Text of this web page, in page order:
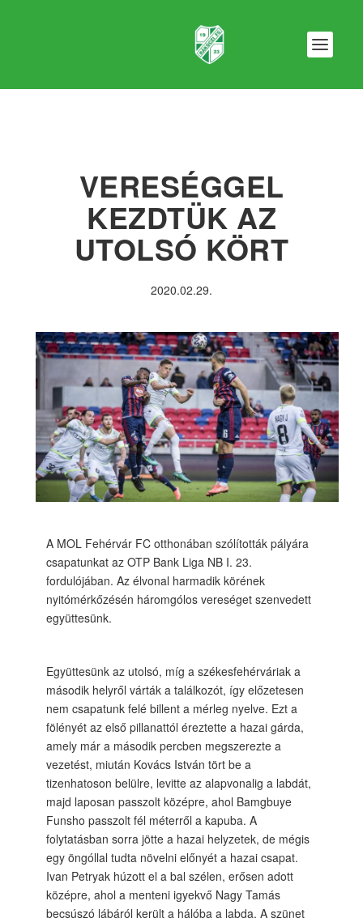
VERESÉGGEL
KEZDTÜK AZ
UTOLSÓ KÖRT
2020.02.29.
A MOL Fehérvár FC otthonában szólították pályára
csapatunkat az OTP Bank Liga NB I. 23.
fordulójában. Az élvonal harmadik körének
nyitómérkőzésén háromgólos vereséget szenvedett
együttesünk.
Együttesünk az utolsó, míg a székesfehérváriak a
második helyről várták a találkozót, így előzetesen
nem csapatunk felé billent a mérleg nyelve. Ezt a
fölényét az első pillanattól éreztette a hazai gárda,
amely már a második percben megszerezte a
vezetést, miután Kovács István tört be a
tizenhatoson belülre, levitte az alapvonalig a labdát,
majd laposan passzolt középre, ahol Bamgbuye
Funsho passzolt fél méterről a kapuba. A
folytatásban sorra jötte a hazai helyzetek, de mégis
egy öngóllal tudta növelni előnyét a hazai csapat.
Ivan Petryak húzott el a bal szélen, erősen adott
középre, ahol a menteni igyekvő Nagy Tamás
becsúszó lábáról került a hálóba a labda. A szünet